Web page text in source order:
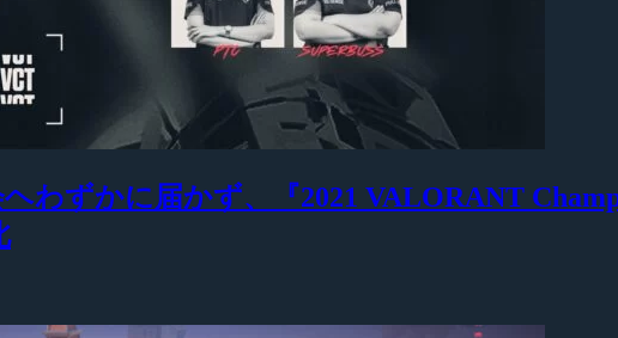
わずかに届かず、『2021 VALORANT